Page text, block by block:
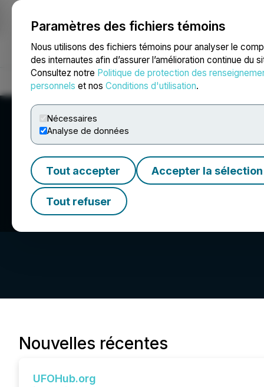
Paramètres des fichiers témoins
Nous utilisons des fichiers témoins pour analyser le
des internautes afin d’assurer l’amélioration continue du
Consultez notre Politique de protection des
personnels et nos Conditions d'utilisation.
Nécessaires
Analyse de données
Tout accepter Accepter la sélection
Tout refuser
NEWSFILE
Accueil À propos Services Salle de presse Blogue
UFOHub.org
Nouvelles récentes
UFOHub.org